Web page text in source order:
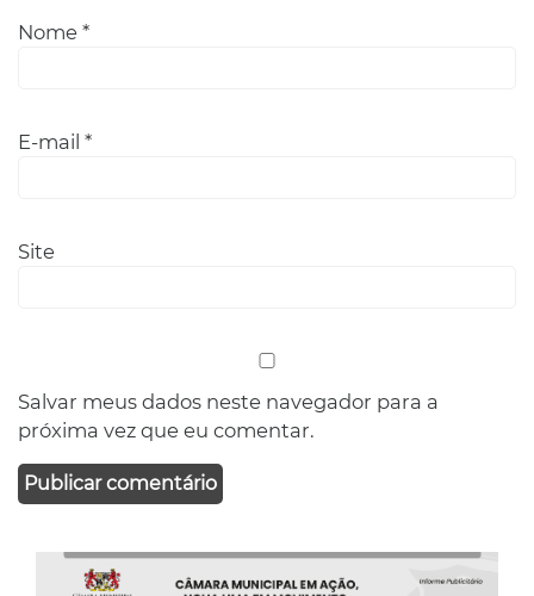
Nome *
E-mail *
Site
Salvar meus dados neste navegador para a
próxima vez que eu comentar.